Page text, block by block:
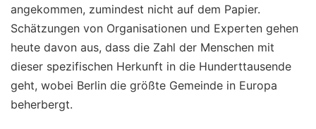
angekommen, zumindest nicht auf dem Papier.
Schätzungen von Organisationen und Experten gehen
heute davon aus, dass die Zahl der Menschen mit
dieser spezifischen Herkunft in die Hunderttausende
geht, wobei Berlin die größte Gemeinde in Europa
beherbergt.